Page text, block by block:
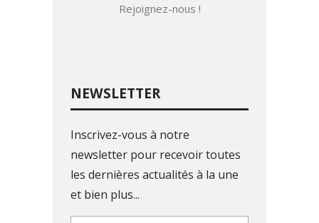
Rejoignez-nous !
NEWSLETTER
Inscrivez-vous à notre
newsletter pour recevoir toutes
les dernières actualités à la une
et bien plus...